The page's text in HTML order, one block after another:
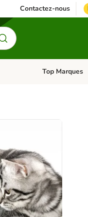
Contactez-nous
Oiseau
Dérouler les
Top Marques